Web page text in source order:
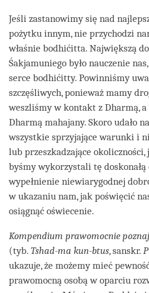
Jeśli zastanowimy się nad
pożytku innym, nie przychodzi
właśnie bodhićitta. Największą
Śakjamuniego było nauczenie
serce bodhićitty. Powinniśmy
szczęśliwych, ponieważ mamy
weszliśmy w kontakt z Dharmą, a
Dharmą mahajany. Skoro udało
wszystkie sprzyjające warunki i
lub przeszkadzające
byśmy wykorzystali tę doskonałą
wypełnienie niewiarygodnej
w ukazaniu nam, jak poświęcić
osiągnąć oświecenie.
Kompendium prawomocnie
(tyb. Tshad-ma kun-btus, sanskr.
ukazuje, że możemy mieć
prawomocną osobą w oparciu